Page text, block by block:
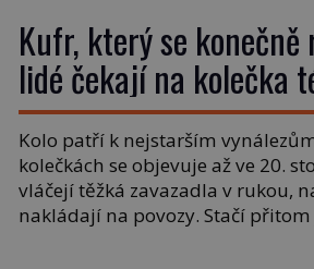
[…]
Kufr, který se konečně
lidé čekají na kolečka
let?
Kolo patří k nejstarším
kolečkách se objevuje až ve 20.
vláčejí těžká zavazadla v rukou,
nakládají na povozy. Stačí